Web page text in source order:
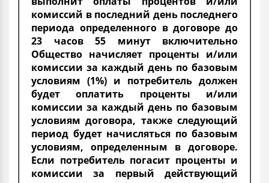
комиссий в последний день последнего
периода определенного в договоре до
23 часов 55 минут включительно
Общество начисляет проценты и/или
комиссии за каждый день по базовым
условиям (1%) и потребитель должен
будет оплатить проценты и/или
комиссии за каждый день по базовым
условиям договора, также следующий
период будет начисляться по базовым
условиям, определенным в договоре.
Если потребитель погасит проценты и
комиссии за первый действующий